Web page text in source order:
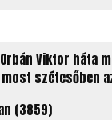
Viktor háta
szétesőben
(3859)